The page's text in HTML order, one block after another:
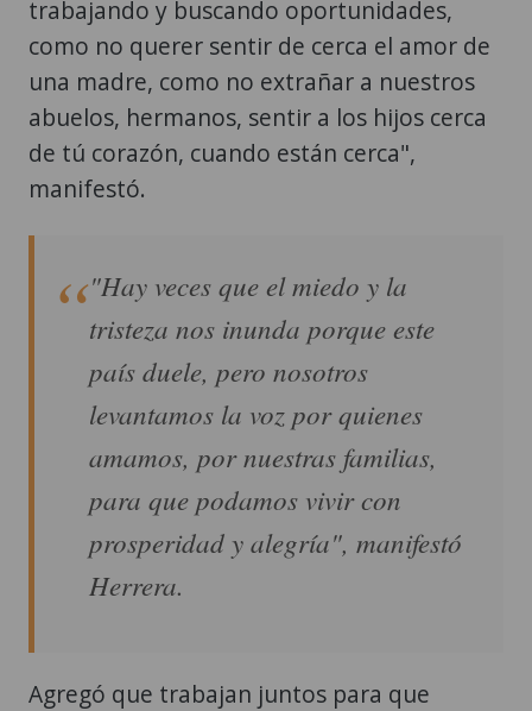
trabajando y buscando oportunidades,
como no querer sentir de cerca el amor de
una madre, como no extrañar a nuestros
abuelos, hermanos, sentir a los hijos cerca
de tú corazón, cuando están cerca",
manifestó.
"Hay veces que el miedo y la
tristeza nos inunda porque este
país duele, pero nosotros
levantamos la voz por quienes
amamos, por nuestras familias,
para que podamos vivir con
prosperidad y alegría", manifestó
Herrera.
Agregó que trabajan juntos para que